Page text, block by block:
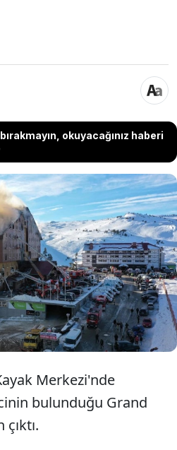
okuyacağınız haberi
Erdoğan, Bolu
yaşanan ve 61 vatandaşın
facianın ardından bir
yas ilan edildiğini açıkladı
Merkezi'nde
bulunduğu Grand